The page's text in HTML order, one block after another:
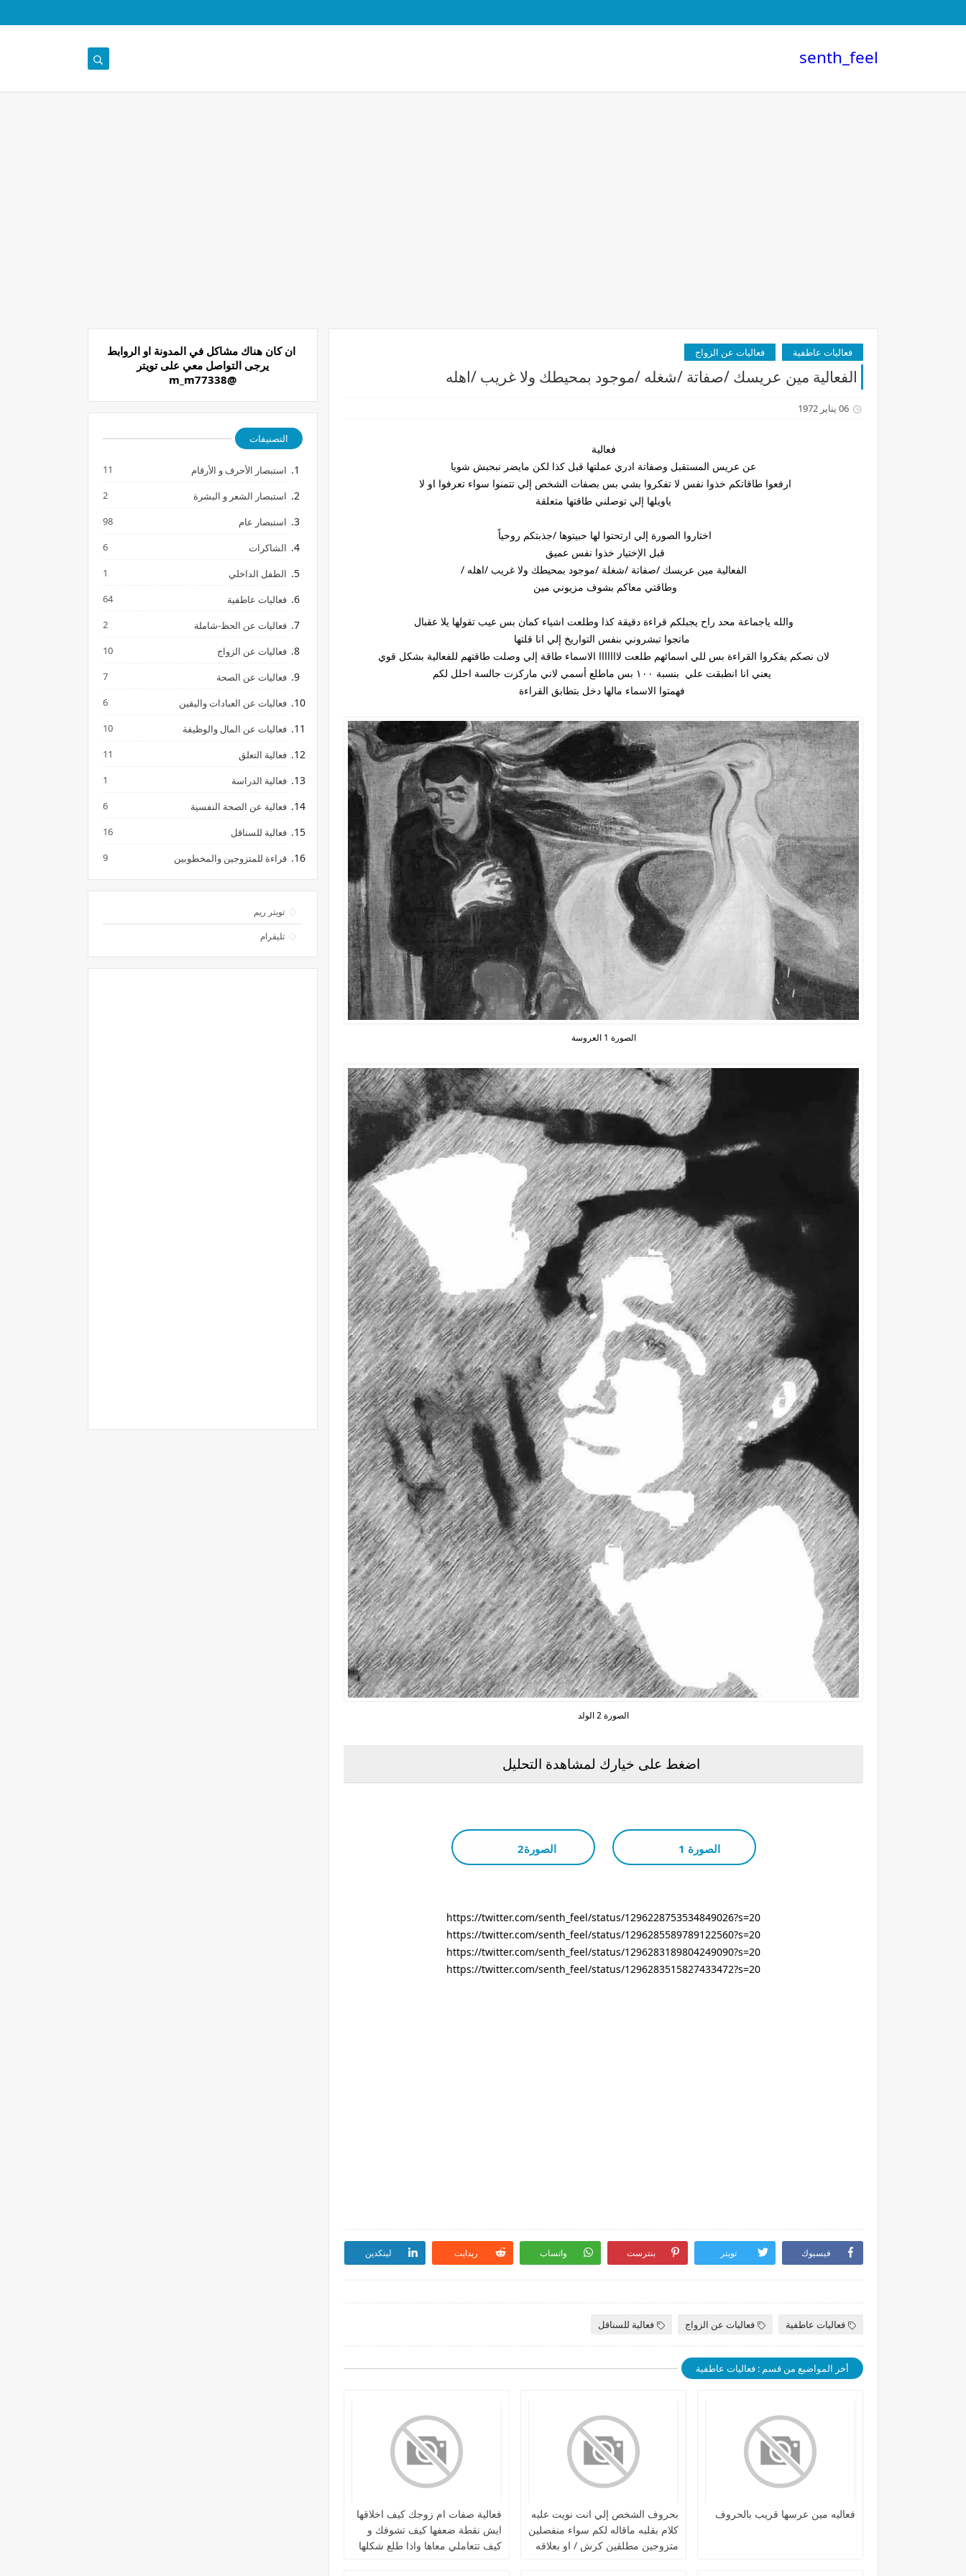
senth_feel
فعاليات عاطفية فعاليات عن الزواج
الفعالية مين عريسك /صفاتة /شغله /موجود بمحيطك ولا غريب /اهله
06 يناير 1972
فعالية
عن عريس المستقبل وصفاتة ادري عملتها قبل كذا لكن مايضر نبحبش شويا
ارفعوا طاقاتكم خذوا نفس لا تفكروا بشي بس بصفات الشخص إلي تتمنوا سواء تعرفوا او لا
ياويلها إلي توصلني طاقتها متعلقة
اختاروا الصورة إلي ارتحتوا لها حبيتوها /جذبتكم روحياً
قبل الإختيار خذوا نفس عميق
الفعالية مين عريسك /صفاتة /شغلة /موجود بمحيطك ولا غريب /اهله /
وطاقتي معاكم بشوف مزيوني مين
والله ياجماعة محد راح يجبلكم قراءة دقيقة كذا وطلعت اشياء كمان بس عيب تقولها يلا عقبال
ماتجوا تبشروني بنفس التواريخ إلي انا قلتها
لان نصكم يفكروا القراءة بس للي اسمائهم طلعت لااااااا الاسماء طاقة إلي وصلت طاقتهم للفعالية بشكل قوي
يعني انا انطبقت علي بنسبة ١٠٠ بس ماطلع أسمي لاني ماركزت جالسة احلل لكم
فهمتوا الاسماء مالها دخل بتطابق القراءة
الصورة 1 العروسة
الصورة 2 الولد
اضغط على خيارك لمشاهدة التحليل
الصورة 1 الصورة2
https://twitter.com/senth_feel/status/1296228753534849026?s=20
https://twitter.com/senth_feel/status/1296285589789122560?s=20
https://twitter.com/senth_feel/status/1296283189804249090?s=20
https://twitter.com/senth_feel/status/1296283515827433472?s=20
فيسبوك تويتر بنترست واتساب ريدايت لينكدين
فعاليات عاطفية فعاليات عن الزواج فعالية للسناقل
أخر المواضيع من قسم : فعاليات عاطفية
فعاليه مين عرسها قريب بالحروف
بحروف الشخص إلي انت نويت عليه
كلام بقلبه ماقاله لكم سواء منفصلين
متزوجين مطلقين كرش / او بعلاقه
فعالية صفات ام زوجك كيف اخلاقها
ايش نقطة ضعفها كيف تشوفك و
كيف تتعاملي معاها واذا طلع شكلها
ان كان هناك مشاكل في المدونة او الروابط
يرجى التواصل معي على تويتر
@m_m77338
التصنيفات
استبصار الأحرف و الأرقام 11
استبصار الشعر و البشرة 2
استبصار عام 98
الشاكرات 6
الطفل الداخلي 1
فعاليات عاطفية 64
فعاليات عن الحظ-شاملة 2
فعاليات عن الزواج 10
فعاليات عن الصحة 7
فعاليات عن العبادات واليقين 6
فعاليات عن المال والوظيفة 10
فعالية التعلق 11
فعالية الدراسة 1
فعالية عن الصحة النفسية 6
فعالية للسناقل 16
قراءة للمتزوجين والمخطوبين 9
تويتر ريم
تليقرام